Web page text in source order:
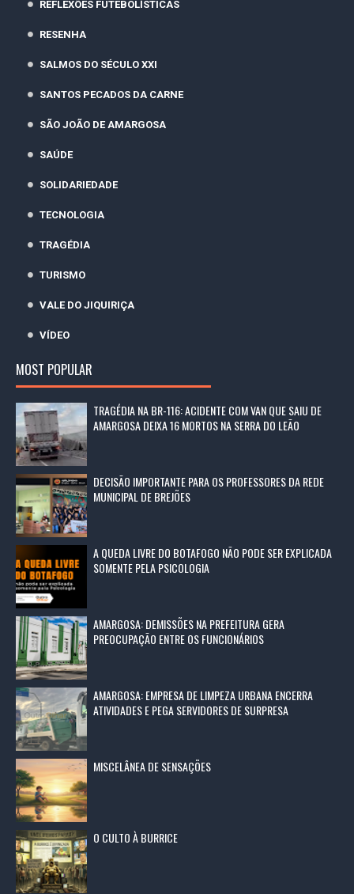
REFLEXÕES FUTEBOLÍSTICAS
RESENHA
SALMOS DO SÉCULO XXI
SANTOS PECADOS DA CARNE
SÃO JOÃO DE AMARGOSA
SAÚDE
SOLIDARIEDADE
TECNOLOGIA
TRAGÉDIA
TURISMO
VALE DO JIQUIRIÇA
VÍDEO
MOST POPULAR
TRAGÉDIA NA BR-116: ACIDENTE COM VAN QUE SAIU DE
AMARGOSA DEIXA 16 MORTOS NA SERRA DO LEÃO
DECISÃO IMPORTANTE PARA OS PROFESSORES DA REDE
MUNICIPAL DE BREJÕES
A QUEDA LIVRE DO BOTAFOGO NÃO PODE SER EXPLICADA
SOMENTE PELA PSICOLOGIA
AMARGOSA: DEMISSÕES NA PREFEITURA GERA
PREOCUPAÇÃO ENTRE OS FUNCIONÁRIOS
AMARGOSA: EMPRESA DE LIMPEZA URBANA ENCERRA
ATIVIDADES E PEGA SERVIDORES DE SURPRESA
MISCELÂNEA DE SENSAÇÕES
O CULTO À BURRICE